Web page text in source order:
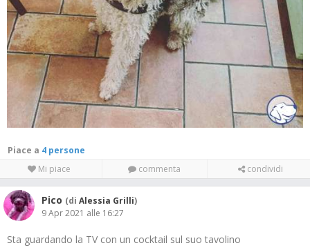
Piace a
4 persone
Mi piace
commenta condividi
Pico (di Alessia Grilli)
9 Apr 2021 alle 16:27
Sta guardando la TV con un cocktail sul suo tavolino